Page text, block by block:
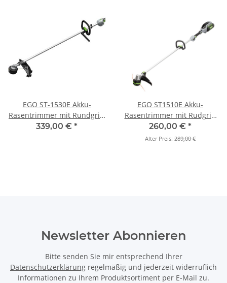
EGO ST-1530E Akku-
Rasentrimmer mit Rundgriff
(Grundgerät)
339,00 € *
EGO ST1510E Akku-
Rasentrimmer mit Rudgriff
(Grundgerät)
260,00 € *
Alter Preis: 289,00 €
Newsletter Abonnieren
Bitte senden Sie mir entsprechend Ihrer
Datenschutzerklärung regelmäßig und jederzeit widerruflich
Informationen zu Ihrem Produktsortiment per E-Mail zu.